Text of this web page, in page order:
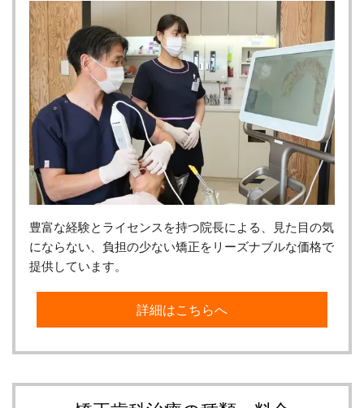
豊富な経験とライセンスを持つ院長による、見た目の気
にならない、負担の少ない矯正をリーズナブルな価格で
提供しています。
詳細はこちらへ